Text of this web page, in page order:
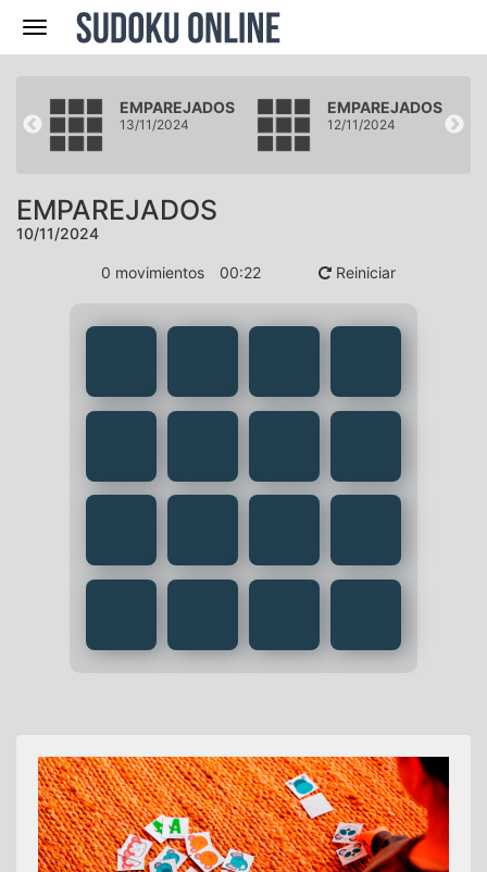
Navegación
EMPAREJADOS
13/11/2024
EMPAREJADOS
12/11/2024
EMPAREJADOS
10/11/2024
0 movimientos 00:22 Reiniciar